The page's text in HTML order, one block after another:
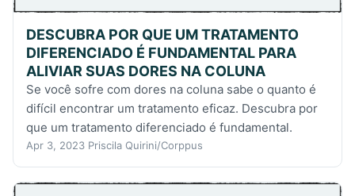
DESCUBRA POR QUE UM TRATAMENTO
DIFERENCIADO É FUNDAMENTAL PARA
ALIVIAR SUAS DORES NA COLUNA
Se você sofre com dores na coluna sabe o quanto é
difícil encontrar um tratamento eficaz. Descubra por
que um tratamento diferenciado é fundamental.
Apr 3, 2023 Priscila Quirini/Corppus